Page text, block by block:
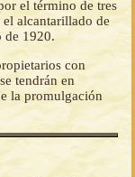
el término de tres
el alcantarillado de
de 1920.
con
tendrán en
la promulgación